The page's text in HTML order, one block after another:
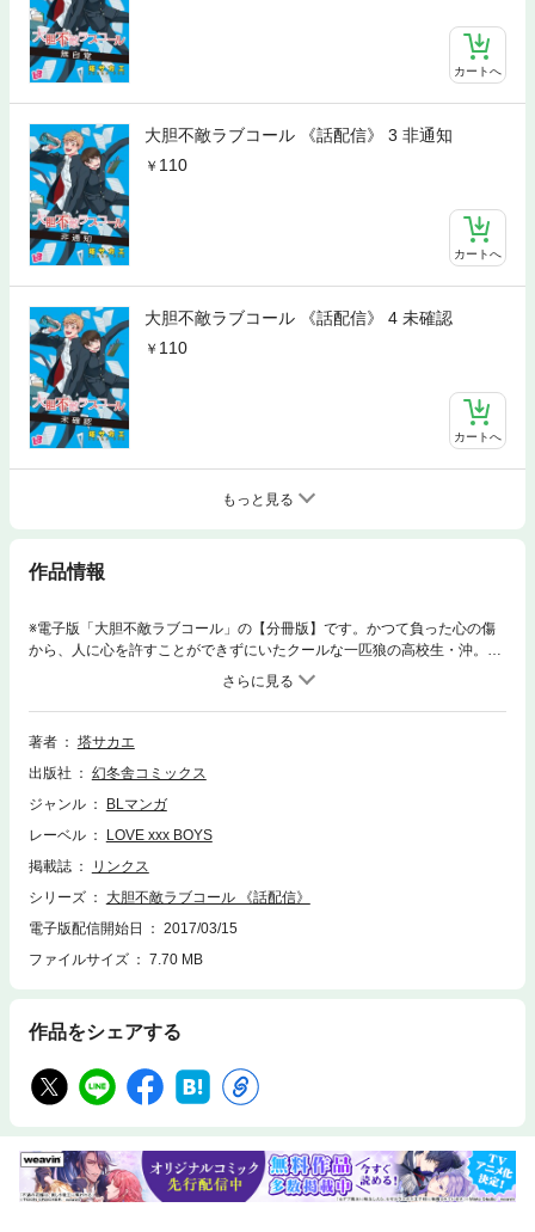
カートへ
大胆不敵ラブコール 《話配信》 3 非通知
110
カートへ
大胆不敵ラブコール 《話配信》 4 未確認
110
カートへ
もっと見る
作品情報
※電子版「大胆不敵ラブコール」の【分冊版】です。かつて負った心の傷
から、人に心を許すことができずにいたクールな一匹狼の高校生・沖。そ
んな沖に、人懐っこい大型犬のような同級生・垣本は、「友達になろう」
と猛アプローチしてきていた。紆余曲折の末、恋人同士となった二人。
初々しい二人のドキドキ初デート編！ 「ＰＡＳＳＩＮＧ」前編収録。
著者
塔サカエ
出版社
幻冬舎コミックス
ジャンル
BLマンガ
レーベル
LOVE xxx BOYS
掲載誌
リンクス
シリーズ
大胆不敵ラブコール 《話配信》
電子版配信開始日
2017/03/15
ファイルサイズ
7.70 MB
作品をシェアする